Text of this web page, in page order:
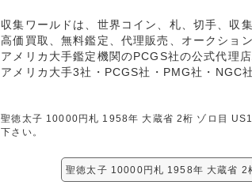
収集ワールドは、世界コイン、札、切手、収
高価買取、無料鑑定、代理販売、オークショ
アメリカ大手鑑定機関のPCGS社の公式代理
アメリカ大手3社・PCGS社・PMG社・NGC
聖徳太子 10000円札 1958年 大蔵省 2桁 ゾロ目
下さい。
聖徳太子 10000円札 1958年 大蔵省 2